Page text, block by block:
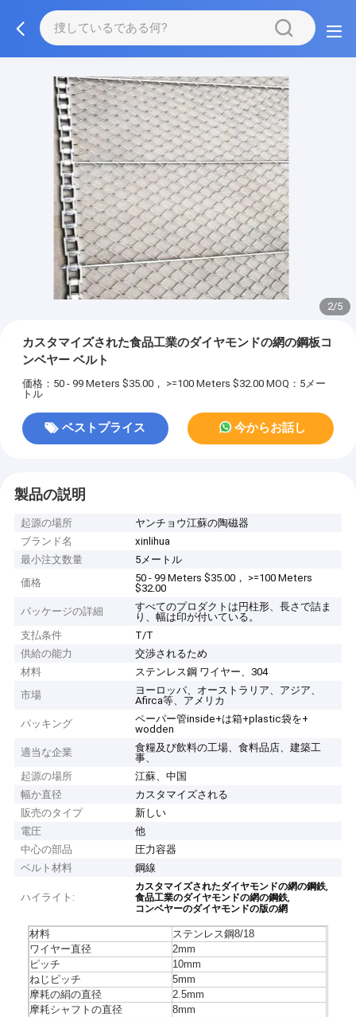
3/5
カスタマイズされた食品工業のダイヤモンドの網の鋼板コ
ンベヤー ベルト
価格：50 - 99 Meters $35.00， >=100 Meters $32.00 MOQ：5メー
トル
ベストプライス 今からお話し
製品の説明
起源の場所
ヤンチョウ江蘇の陶磁器
ブランド名
xinlihua
最小注文数量
5メートル
価格
50 - 99 Meters $35.00， >=100 Meters
$32.00
パッケージの詳細
すべてのプロダクトは円柱形、長さで詰ま
り、幅は印が付いている。
支払条件
T/T
供給の能力
交渉されるため
材料
ステンレス鋼 ワイヤー、304
市場
ヨーロッパ、オーストラリア、アジア、
Afirca等、アメリカ
パッキング
ペーパー管inside+は箱+plastic袋を+
wodden
適当な企業
食糧及び飲料の工場、食料品店、建築工
事、
起源の場所
江蘇、中国
幅か直径
カスタマイズされる
販売のタイプ
新しい
電圧
他
中心の部品
圧力容器
ベルト材料
鋼線
ハイライト:
カスタマイズされたダイヤモンドの網の鋼鉄,
食品工業のダイヤモンドの網の鋼鉄,
コンベヤーのダイヤモンドの版の網
材料
ステンレス鋼8/18
ワイヤー直径
2mm
ピッチ
10mm
ねじピッチ
5mm
摩耗の絹の直径
2.5mm
摩耗シャフトの直径
8mm